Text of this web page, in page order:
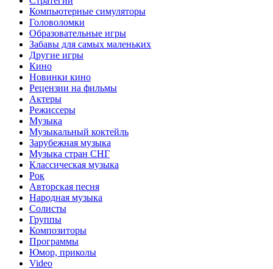
Компьютерные симуляторы
Головоломки
Образовательные игры
Забавы для самых маленьких
Другие игры
Кино
Новинки кино
Рецензии на фильмы
Актеры
Режиссеры
Музыка
Музыкальный коктейль
Зарубежная музыка
Музыка стран СНГ
Классическая музыка
Рок
Авторская песня
Народная музыка
Солисты
Группы
Композиторы
Программы
Юмор, приколы
Video